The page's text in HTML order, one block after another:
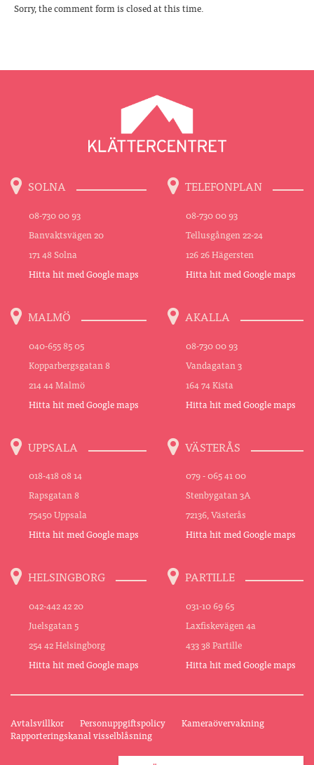
Sorry, the comment form is closed at this time.
SOLNA
08-730 00 93
Banvaktsvägen 20
171 48 Solna
Hitta hit med Google maps
TELEFONPLAN
08-730 00 93
Tellusgången 22-24
126 26 Hägersten
Hitta hit med Google maps
MALMÖ
040-655 85 05
Kopparbergsgatan 8
214 44 Malmö
Hitta hit med Google maps
AKALLA
08-730 00 93
Vandagatan 3
164 74 Kista
Hitta hit med Google maps
UPPSALA
018-418 08 14
Rapsgatan 8
75450 Uppsala
Hitta hit med Google maps
VÄSTERÅS
079 - 065 41 00
Stenbygatan 3A
72136, Västerås
Hitta hit med Google maps
HELSINGBORG
042-442 42 20
Juelsgatan 5
254 42 Helsingborg
Hitta hit med Google maps
PARTILLE
031-10 69 65
Laxfiskevägen 4a
433 38 Partille
Hitta hit med Google maps
Avtalsvillkor Personuppgiftspolicy
Kameraövervakning
Rapporteringskanal visselblåsning